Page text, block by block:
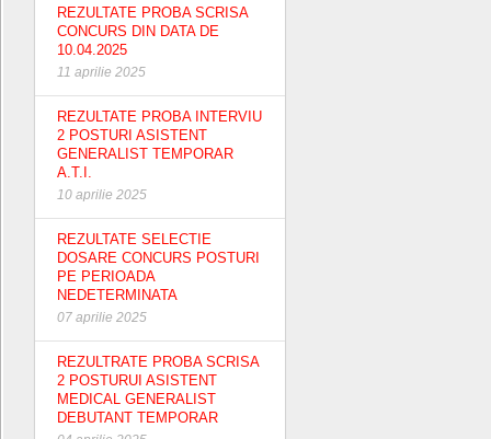
REZULTATE PROBA SCRISA
CONCURS DIN DATA DE
10.04.2025
11 aprilie 2025
REZULTATE PROBA INTERVIU
2 POSTURI ASISTENT
GENERALIST TEMPORAR
A.T.I.
10 aprilie 2025
REZULTATE SELECTIE
DOSARE CONCURS POSTURI
PE PERIOADA
NEDETERMINATA
07 aprilie 2025
REZULTRATE PROBA SCRISA
2 POSTURUI ASISTENT
MEDICAL GENERALIST
DEBUTANT TEMPORAR